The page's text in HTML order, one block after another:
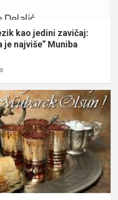
kao jedini zavičaj:
je najviše” Muniba